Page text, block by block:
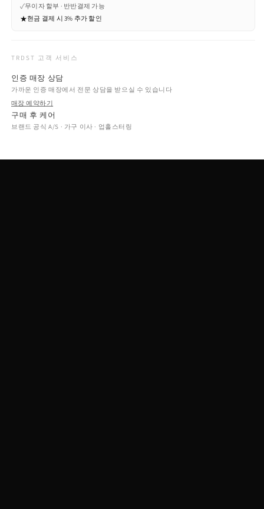
✓무이자 할부 · 반반결제 가능
★현금 결제 시 3% 추가 할인
TRDST 고객 서비스
인증 매장 상담
가까운 인증 매장에서 전문 상담을 받으실 수 있습니다
매장 예약하기
구매 후 케어
브랜드 공식 A/S · 가구 이사 · 업홀스터링